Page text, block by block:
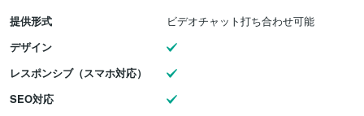
提供形式
ビデオチャット打ち合わせ可能
デザイン
レスポンシブ（スマホ対応）
SEO対応